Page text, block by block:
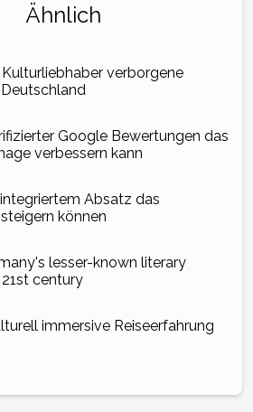
Ähnlich
verborgene
Google Bewertungen das
verbessern kann
Absatz das
können
lesser-known literary
century
immersive Reiseerfahrung